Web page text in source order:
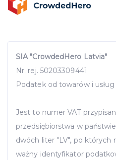
SIA "CrowdedHero Latvia"
Nr. rej. 50203309441
Podatek od towarów i usług
Jest to numer VAT
przedsiębiorstwa w
dwóch liter "LV", po których
ważny identyfikator